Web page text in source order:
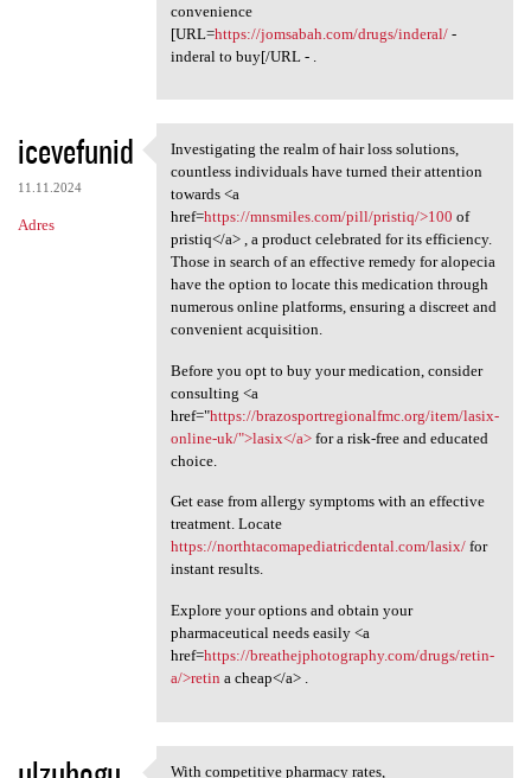
convenience
[URL=https://jomsabah.com/drugs/inderal/-
inderal to buy[/URL - .
icevefunid
11.11.2024
Adres
Investigating the realm of
Investigating the realm of hair loss solutions,
countless individuals have turned their attention
towards <a
href=https://mnsmiles.com/pill/pristiq/>100 of
pristiq</a> , a product celebrated for its efficiency.
Those in search of an effective remedy for alopecia
have the option to locate this medication through
numerous online platforms, ensuring a discreet and
convenient acquisition.
Before you opt to buy your medication, consider
consulting <a
href="https://brazosportregionalfmc.org/item/lasix-
online-uk/">lasix</a>for a risk-free and educated
choice.
Get ease from allergy symptoms with an effective
treatment. Locate
https://northtacomapediatricdental.com/lasix/for
instant results.
Explore your options and obtain your
pharmaceutical needs easily <a
href=https://breathejphotography.com/drugs/retin-
a/>retin a cheap</a> .
With competitive pharmacy rates,